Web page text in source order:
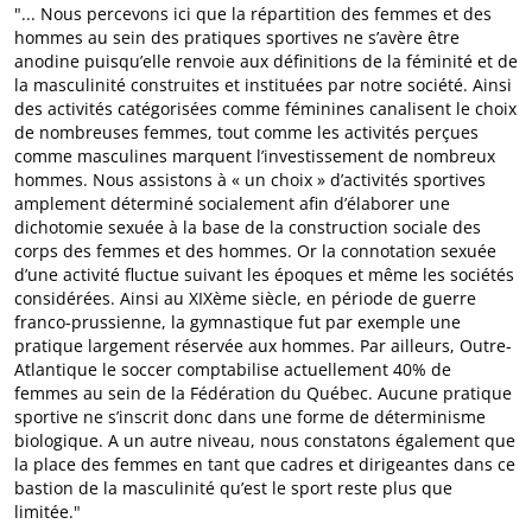
"... Nous percevons ici que la répartition des femmes et des
hommes au sein des pratiques sportives ne s’avère être
anodine puisqu’elle renvoie aux définitions de la féminité et de
la masculinité construites et instituées par notre société. Ainsi
des activités catégorisées comme féminines canalisent le choix
de nombreuses femmes, tout comme les activités perçues
comme masculines marquent l’investissement de nombreux
hommes. Nous assistons à « un choix » d’activités sportives
amplement déterminé socialement afin d’élaborer une
dichotomie sexuée à la base de la construction sociale des
corps des femmes et des hommes. Or la connotation sexuée
d’une activité fluctue suivant les époques et même les sociétés
considérées. Ainsi au XIXème siècle, en période de guerre
franco-prussienne, la gymnastique fut par exemple une
pratique largement réservée aux hommes. Par ailleurs, Outre-
Atlantique le soccer comptabilise actuellement 40% de
femmes au sein de la Fédération du Québec. Aucune pratique
sportive ne s’inscrit donc dans une forme de déterminisme
biologique. A un autre niveau, nous constatons également que
la place des femmes en tant que cadres et dirigeantes dans ce
bastion de la masculinité qu’est le sport reste plus que
limitée."